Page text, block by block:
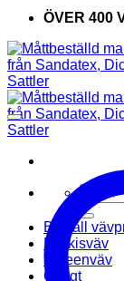
ÖVER 400
Sök
efter:
Beställ
Markisväv
Screenväv
Övrigt